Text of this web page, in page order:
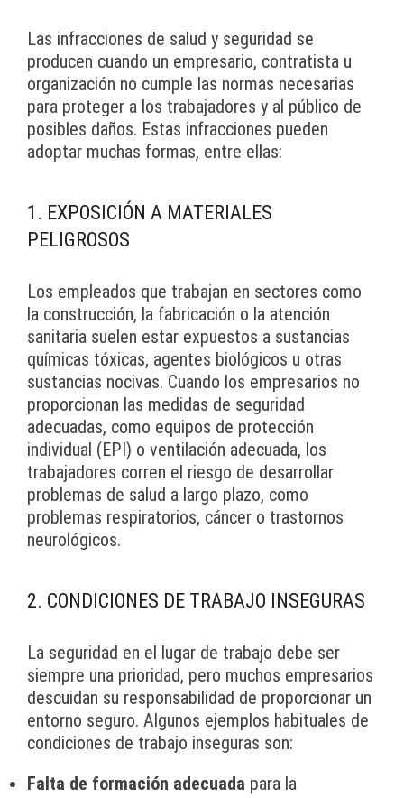
Las infracciones de salud y seguridad se
producen cuando un empresario, contratista u
organización no cumple las normas necesarias
para proteger a los trabajadores y al público de
posibles daños. Estas infracciones pueden
adoptar muchas formas, entre ellas:
1. EXPOSICIÓN A MATERIALES
PELIGROSOS
Los empleados que trabajan en sectores como
la construcción, la fabricación o la atención
sanitaria suelen estar expuestos a sustancias
químicas tóxicas, agentes biológicos u otras
sustancias nocivas. Cuando los empresarios no
proporcionan las medidas de seguridad
adecuadas, como equipos de protección
individual (EPI) o ventilación adecuada, los
trabajadores corren el riesgo de desarrollar
problemas de salud a largo plazo, como
problemas respiratorios, cáncer o trastornos
neurológicos.
2. CONDICIONES DE TRABAJO INSEGURAS
La seguridad en el lugar de trabajo debe ser
siempre una prioridad, pero muchos empresarios
descuidan su responsabilidad de proporcionar un
entorno seguro. Algunos ejemplos habituales de
condiciones de trabajo inseguras son:
Falta de formación adecuada para la